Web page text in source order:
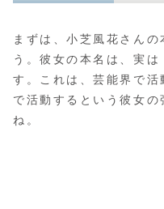
まずは、小芝風花さん
う。彼女の本名は、実
す。これは、芸能界で活
で活動するという彼女
ね。